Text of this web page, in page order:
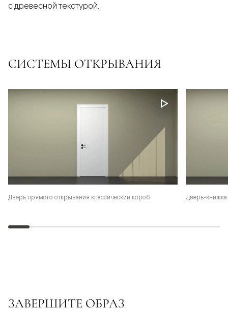
с древесной текстурой.
СИСТЕМЫ ОТКРЫВАНИЯ
Дверь прямого открывания классический короб Дверь-
ЗАВЕРШИТЕ ОБРАЗ